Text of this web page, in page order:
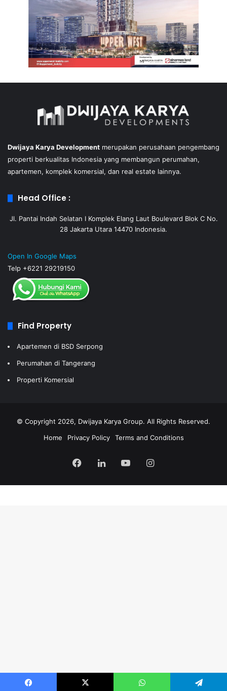
Dwijaya Karya Development merupakan perusahaan pengembang
properti berkualitas Indonesia yang membangun perumahan,
apartemen, komplek komersial, dan real estate lainnya.
Head Office :
Jl. Pantai Indah Selatan I Komplek Elang Laut Boulevard Blok C No.
28 Jakarta Utara 14470 Indonesia.
Open In Google Maps
Telp +6221 29219150
Find Property
Apartemen di BSD Serpong
Perumahan di Tangerang
Properti Komersial
© Copyright 2026, Dwijaya Karya Group. All Rights Reserved.
Home
Privacy Policy Terms and Conditions
Facebook
LinkedInYouTubeInstagram